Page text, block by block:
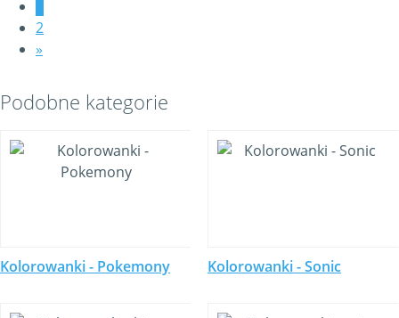
2
»
Podobne kategorie
Kolorowanki - Pokemony Kolorowanki - Sonic